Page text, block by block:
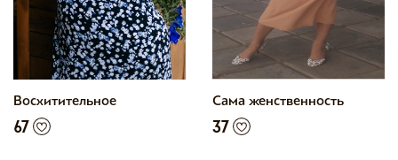
Восхитительное
67
Сама женственность
37